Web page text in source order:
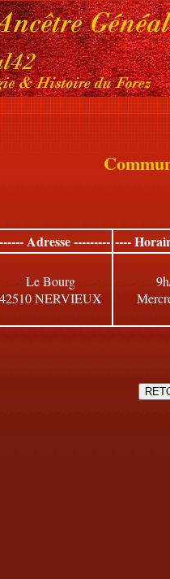
Adresse --------- ----
Le Bourg
42510 NERVIEUX